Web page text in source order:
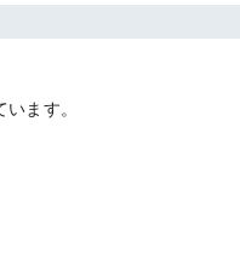
ます。